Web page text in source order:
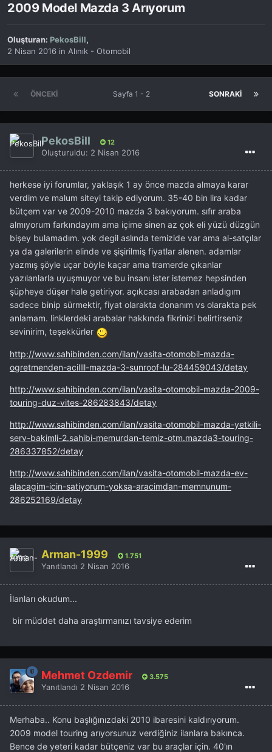
2009 Model Mazda 3 Arıyorum
Oluşturan: PekosBill,
2 Nisan 2016 in Alınık - Otomobil
ÖNCEKI SONRAKI
Sayfa 1 - 2
PekosBill 12
Oluşturuldu: 2 Nisan 2016
herkese iyi forumlar, yaklaşık 1 ay önce mazda almaya karar
verdim ve malum siteyi takip ediyorum. 35-40 bin lira kadar
bütçem var ve 2009-2010 mazda 3 bakıyorum. sıfır araba
almıyorum farkındayım ama içime sinen az çok eli yüzü düzgün
bişey bulamadım. yok degil aslında temizide var ama al-satçılar
ya da galerilerin elinde ve şişirilmiş fiyatlar alenen. adamlar
yazmış şöyle uçar böyle kaçar ama tramerde çıkanlar
yazılanlarla uyuşmuyor ve bu insanı ister istemez hepsinden
şüpheye düşer hale getiriyor. açıkcası arabadan anladıgım
sadece binip sürmektir, fiyat olarakta donanım vs olarakta pek
anlamam. linklerdeki arabalar hakkında fikrinizi belirtirseniz
sevinirim, teşekkürler
http://www.sahibinden.com/ilan/vasita-otomobil-mazda-
ogretmenden-acillll-mazda-3-sunroof-lu-284459043/detay
http://www.sahibinden.com/ilan/vasita-otomobil-mazda-2009-
touring-duz-vites-286283843/detay
http://www.sahibinden.com/ilan/vasita-otomobil-mazda-yetkili-
serv-bakimli-2.sahibi-memurdan-temiz-otm.mazda3-touring-
286337852/detay
http://www.sahibinden.com/ilan/vasita-otomobil-mazda-ev-
alacagim-icin-satiyorum-yoksa-aracimdan-memnunum-
286252169/detay
Arman-1999 1.751
Yanıtlandı 2 Nisan 2016
İlanları okudum...
bir müddet daha araştırmanızı tavsiye ederim
Mehmet Özdemir 3.575
Yanıtlandı 2 Nisan 2016
Merhaba.. Konu başlığınızdaki 2010 ibaresini kaldırıyorum.
2009 model touring arıyorsunuz verdiğiniz ilanlara bakınca.
Bence de yeteri kadar bütçeniz var bu araçlar için. 40'ın